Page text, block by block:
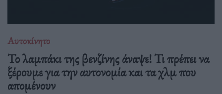
Αυτοκίνητο
Το λαμπάκι της βενζίνης άναψε! Τι πρέπει να
ξέρουμε για την αυτονομία και τα χλμ που
απομένουν